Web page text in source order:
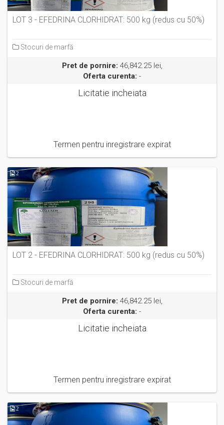
LOT 3 - EFEDRINA CLORHIDRAT: 500 kg (redus cu 50%)
Stocuri de marfă
Pret de pornire: 46,842.25 lei,
Oferta curenta: -
Licitatie incheiata
Termen pentru inregistrare expirat
2
LOT 2 - EFEDRINA CLORHIDRAT: 500 kg (redus cu 50%)
Stocuri de marfă
Pret de pornire: 46,842.25 lei,
Oferta curenta: -
Licitatie incheiata
Termen pentru inregistrare expirat
2